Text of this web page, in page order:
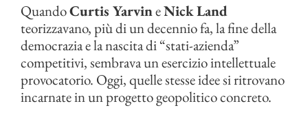
QuandoCurtis YarvineNick Land
teorizzavano, più di un decennio fa, la fine della
democrazia e la nascita di “stati-azienda”
competitivi, sembrava un esercizio intellettuale
provocatorio. Oggi, quelle stesse idee si ritrovano
incarnate in un progetto geopolitico concreto.